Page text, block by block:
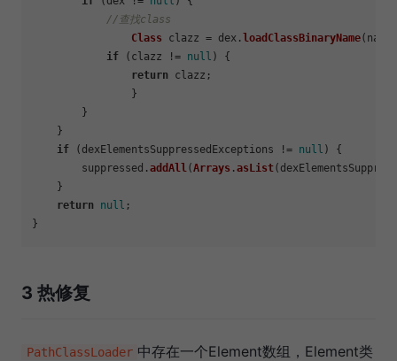
//查找class
Class clazz = dex.loadClassBinaryName
if (clazz != null ) {
return clazz;
    }
if (dexElementsSuppressedExceptions != null ) {
    	suppressed.
addAll (Arrays .asList
    }
return
null ;
3 热修复
PathClassLoader 中存在一个Element数组，Element类